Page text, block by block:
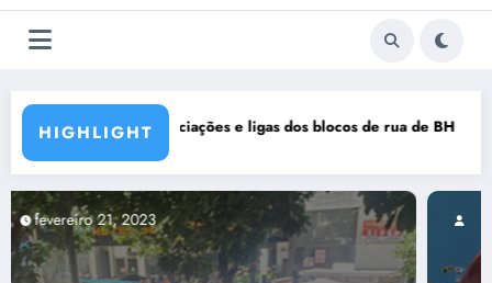
HIGHLIGHT
de rua de BH se manifestam em nota de repúdioRocknights lança a primeira
março 5, 2021